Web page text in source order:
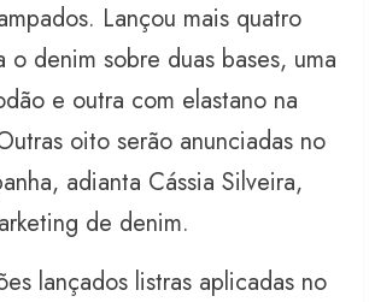
Lançou mais quatro
o denim sobre duas bases, uma
e outra com elastano na
oito serão anunciadas no
adianta Cássia Silveira,
de denim.
lançados listras aplicadas no